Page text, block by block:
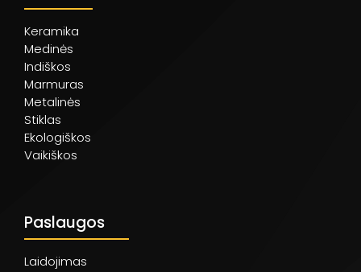
Keramika
Medinės
Indiškos
Marmuras
Metalinės
Stiklas
Ekologiškos
Vaikiškos
Paslaugos
Laidojimas